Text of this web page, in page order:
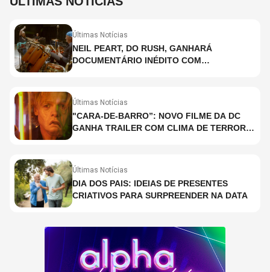
Últimas Notícias
NEIL PEART, DO RUSH, GANHARÁ
DOCUMENTÁRIO INÉDITO COM
Últimas Notícias
"CARA-DE-BARRO”: NOVO FILME DA DC
GANHA TRAILER COM CLIMA DE TERROR;
Últimas Notícias
DIA DOS PAIS: IDEIAS DE PRESENTES
CRIATIVOS PARA SURPREENDER NA DATA